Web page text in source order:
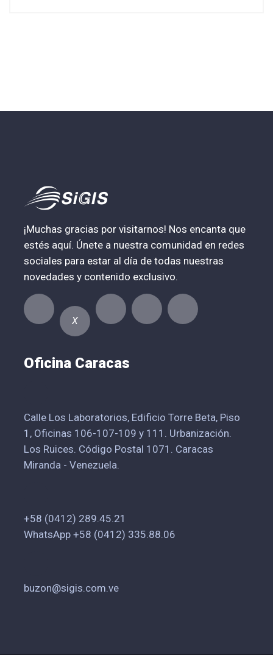
¡Muchas gracias por visitarnos! Nos encanta que
estés aquí. Únete a nuestra comunidad en redes
sociales para estar al día de todas nuestras
novedades y contenido exclusivo.
X
Oficina Caracas
Calle Los Laboratorios, Edificio Torre Beta, Piso
1, Oficinas 106-107-109 y 111. Urbanización.
Los Ruices. Código Postal 1071. Caracas
Miranda - Venezuela.
+58 (0412) 289.45.21
WhatsApp +58 (0412) 335.88.06
buzon@sigis.com.ve